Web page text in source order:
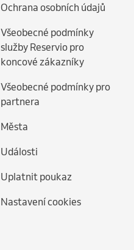
Ochrana osobních údajů
Všeobecné podmínky
služby Reservio pro
koncové zákazníky
Všeobecné podmínky pro
partnera
Města
Události
Uplatnit poukaz
Nastavení cookies